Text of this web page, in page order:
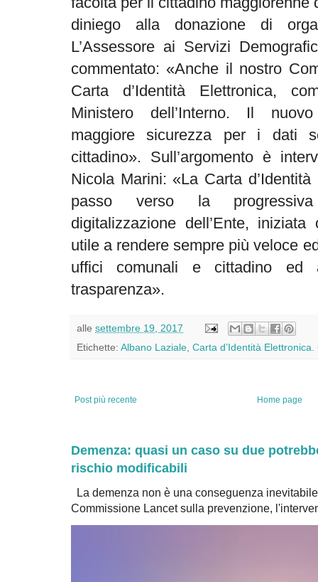
diniego alla donazione di
L’Assessore ai Servizi
commentato: «Anche il nostro
Carta d’Identità Elettronica,
Ministero dell’Interno. Il
maggiore sicurezza per i dati
cittadino». Sull’argomento è
Nicola Marini: «La Carta
passo verso la
digitalizzazione dell’Ente,
utile a rendere sempre più veloce
uffici comunali e cittadino ed
trasparenza».
alle settembre 19, 2017
Etichette: Albano Laziale Carta d’Identità Elettronica.
Post più recente Home page
Demenza: quasi un caso su due
rischio modificabili
La demenza non è una conseguenza
Commissione Lancet sulla prevenzione,